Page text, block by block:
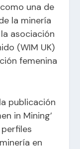
una de
la minería
asociación
(WIM UK)
femenina
publicación
in Mining’
en